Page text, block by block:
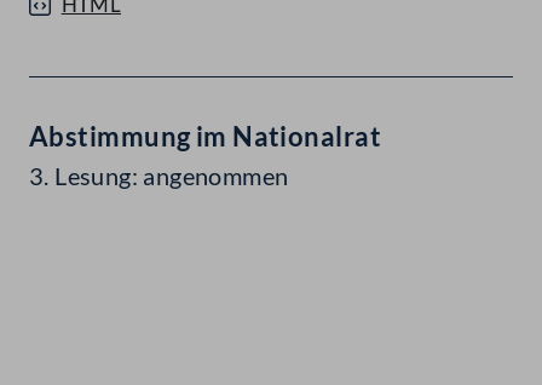
Abstimmung im Nationalrat
3. Lesung: angenommen